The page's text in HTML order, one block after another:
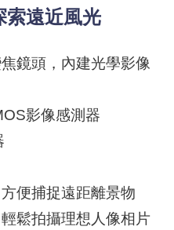
遠近風光
鏡頭，內建光學影像
影像感測器
便捕捉遠距離景物
鬆拍攝理想人像相片